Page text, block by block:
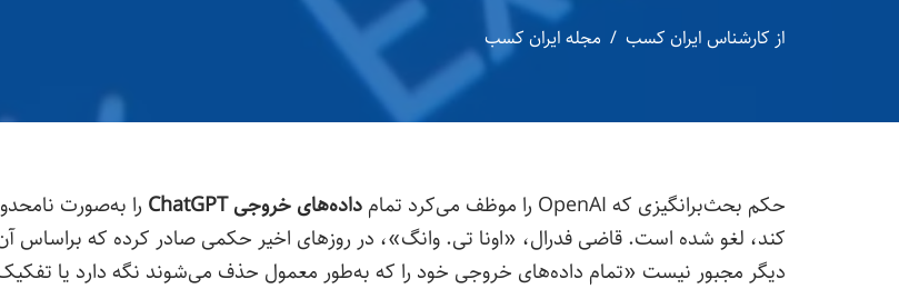
از کارشناس ایران کسب مجله ایران کسب
حکم بحث‌برانگیزی که OpenAI را موظف می‌کرد تمام داده‌های خروجی ChatGPT
را به‌صورت
دیگر مجبور نیست «تمام داده‌های خروجی خود را که به‌طور معمول حذف می‌شوند نگه دارد یا